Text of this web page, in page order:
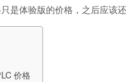
是体验版的价格，之后应该
价格